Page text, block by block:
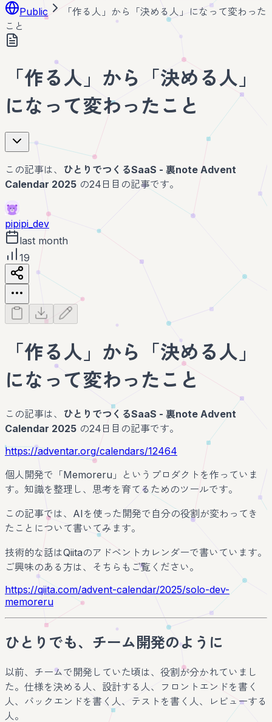
Public
「作る人」から「決める人」になって変わった
こと
「作る人」から「決める人」
になって変わったこと
この記事は、 ひとりでつくるSaaS - 裏note Advent
Calendar 2025 の24日目の記事です。
pipipi_dev
last month
19
「作る人」から「決める人」
になって変わったこと
この記事は、 ひとりでつくるSaaS - 裏note Advent
Calendar 2025 の24日目の記事です。
https://adventar.org/calendars/12464
個人開発で「Memoreru」というプロダクトを作っていま
す。知識を整理し、思考を育てるためのツールです。
この記事では、AIを使った開発で自分の役割が変わってき
たことについて書いてみます。
技術的な話はQiitaのアドベントカレンダーで書いています。
ご興味のある方は、そちらもご覧ください。
https://qiita.com/advent-calendar/2025/solo-dev-
memoreru
ひとりでも、チーム開発のように
以前、チームで開発していた頃は、役割が分かれていまし
た。仕様を決める人、設計する人、フロントエンドを書く
人、バックエンドを書く人、テストを書く人、レビューする
人。